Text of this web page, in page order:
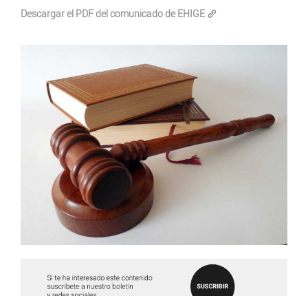
Descargar el PDF del comunicado de EHIGE